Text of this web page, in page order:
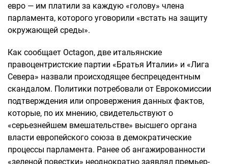
евро — им платили за каждую «голову» члена
парламента, которого уговорили «встать на защиту
окружающей среды».
Как сообщает Octagon, две итальянские
правоцентристские партии «Братья Италии» и «Лига
Севера» назвали происходящее беспрецедентным
скандалом. Политики потребовали от Еврокомиссии
подтверждения или опровержения данных фактов,
которые, по их мнению, свидетельствуют о
«серьезнейшем вмешательстве» высшего органа
власти европейского союза в демократические
процессы парламента. Ранее об ангажированности
«зеленой повестки» неоднократно заявлял премьер-